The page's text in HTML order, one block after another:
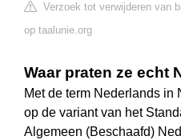
Verzoek tot verwijderen van
op taalunie.org
Waar praten ze echt
Met de term Nederlands in
op de variant van het
Algemeen (Beschaafd)